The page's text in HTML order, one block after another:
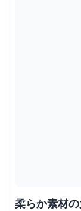
柔らか素材